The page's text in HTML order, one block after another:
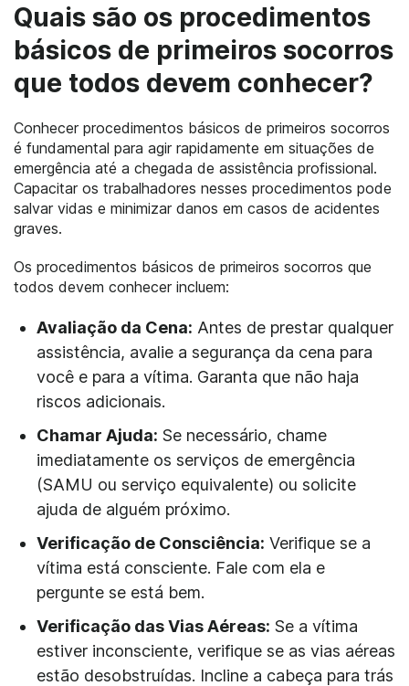
Quais são os procedimentos
básicos de primeiros socorros
que todos devem conhecer?
Conhecer procedimentos básicos de primeiros socorros
é fundamental para agir rapidamente em situações de
emergência até a chegada de assistência profissional.
Capacitar os trabalhadores nesses procedimentos pode
salvar vidas e minimizar danos em casos de acidentes
graves.
Os procedimentos básicos de primeiros socorros que
todos devem conhecer incluem:
Avaliação da Cena: Antes de prestar qualquer
assistência, avalie a segurança da cena para
você e para a vítima. Garanta que não haja
riscos adicionais.
Chamar Ajuda: Se necessário, chame
imediatamente os serviços de emergência
(SAMU ou serviço equivalente) ou solicite
ajuda de alguém próximo.
Verificação de Consciência: Verifique se a
vítima está consciente. Fale com ela e
pergunte se está bem.
Verificação das Vias Aéreas: Se a vítima
estiver inconsciente, verifique se as vias aéreas
estão desobstruídas. Incline a cabeça para trás